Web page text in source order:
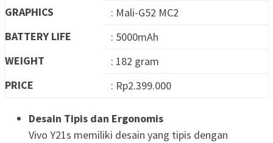
GRAPHICS
: Mali-G52 MC2
BATTERY LIFE
: 5000mAh
WEIGHT
: 182 gram
PRICE
: Rp2.399.000
Desain Tipis dan Ergonomis
Vivo Y21s memiliki desain yang tipis dengan